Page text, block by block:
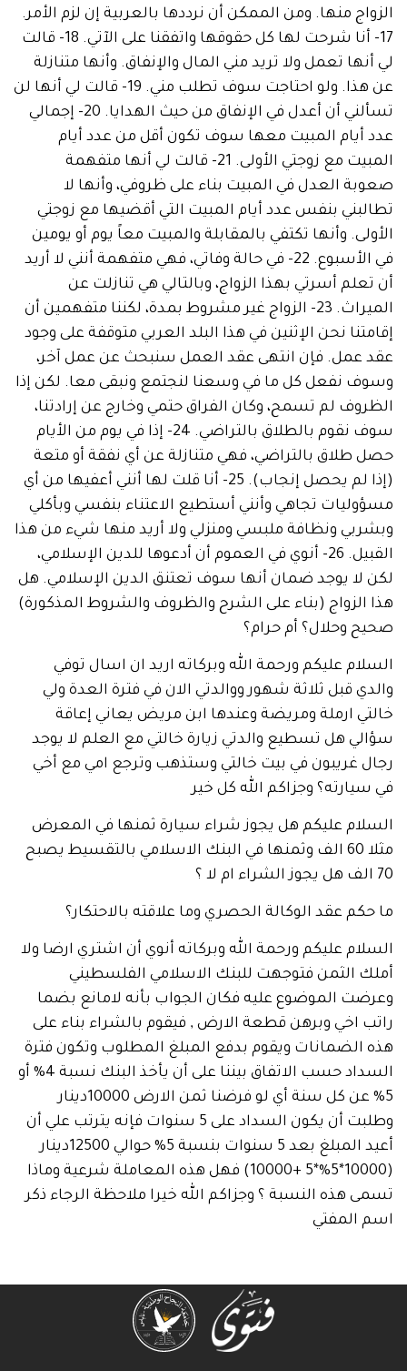
منها. ومن الممكن أن نرددها بالعربية إن لزم الأمر.
17- أنا شرحت لها كل حقوقها واتفقنا على الآتي. 18- قالت
تعمل ولا تريد مني المال والإنفاق. وأنها متنازلة
عن هذا. ولو احتاجت سوف تطلب مني. 19- قالت لي أنها لن
تسألني أن أعدل في الإنفاق من حيث الهدايا. 20- إجمالي
المبيت معها سوف تكون أقل من عدد أيام
المبيت مع زوجتي الأولى. 21- قالت لي أنها متفهمة
العدل في المبيت بناء على ظروفي، وأنها لا
بنفس عدد أيام المبيت التي أقضيها مع زوجتي
وأنها تكتفي بالمقابلة والمبيت معاً يوم أو يومين
في الأسبوع. 22- في حالة وفاتي، فهي متفهمة أنني لا أريد
أسرتي بهذا الزواج، وبالتالي هي تنازلت عن
الميراث. 23- الزواج غير مشروط بمدة، لكننا متفهمين أن
نحن الإثنين في هذا البلد العربي متوقفة على وجود
فإن انتهى عقد العمل سنبحث عن عمل آخر،
نفعل كل ما في وسعنا لنجتمع ونبقى معا. لكن إذا
لم تسمح، وكان الفراق حتمي وخارج عن إرادتنا،
سوف نقوم بالطلاق بالتراضي. 24- إذا في يوم من الأيام
بالتراضي، فهي متنازلة عن أي نفقة أو متعة
(إذا لم يحصل إنجاب). 25- أنا قلت لها أنني أعفيها من أي
تجاهي وأنني أستطيع الاعتناء بنفسي وبأكلي
ونظافة ملبسي ومنزلي ولا أريد منها شيء من هذا
القبيل. 26- أنوي في العموم أن أدعوها للدين الإسلامي،
يوجد ضمان أنها سوف تعتنق الدين الإسلامي. هل
(بناء على الشرح والظروف والشروط المذكورة)
وحلال؟ أم حرام؟
عليكم ورحمة الله وبركاته اريد ان اسال توفي
قبل ثلاثة شهور ووالدتي الان في فترة العدة ولي
ارملة ومريضة وعندها ابن مريض يعاني إعاقة
هل تسطيع والدتي زيارة خالتي مع العلم لا يوجد
غريبون في بيت خالتي وستذهب وترجع امي مع أخي
وجزاكم الله كل خير
عليكم هل يجوز شراء سيارة ثمنها في المعرض
مثلا 60 الف وثمنها في البنك الاسلامي بالتقسيط يصبح
عقد الوكالة الحصري وما علاقته بالاحتكار؟
عليكم ورحمة الله وبركاته أنوي أن اشتري ارضا ولا
الثمن فتوجهت للبنك الاسلامي الفلسطيني
الموضوع عليه فكان الجواب بأنه لامانع بضما
اخي وبرهن قطعة الارض , فيقوم بالشراء بناء على
ويقوم بدفع المبلغ المطلوب وتكون فترة
السداد حسب الاتفاق بيننا على أن يأخذ البنك نسبة 4% أو
5% عن كل سنة أي لو فرضنا ثمن الارض 10000دينار
وطلبت أن يكون السداد على 5 سنوات فإنه يترتب علي أن
أعيد المبلغ بعد 5 سنوات بنسبة 5% حوالي 12500دينار
(10000*5%*5 +10000) فهل هذه المعاملة شرعية وماذا
هذه النسبة ؟ وجزاكم الله خيرا ملاحظة الرجاء ذكر